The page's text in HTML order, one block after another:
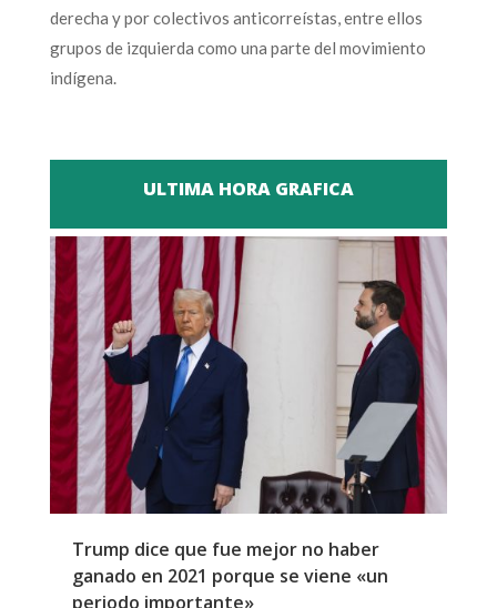
derecha y por colectivos anticorreístas, entre ellos
grupos de izquierda como una parte del movimiento
indígena.
ULTIMA HORA GRAFICA
Trump dice que fue mejor no haber
ganado en 2021 porque se viene «un
periodo importante»